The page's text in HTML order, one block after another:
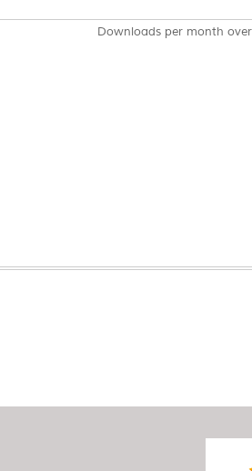
Downloads per month